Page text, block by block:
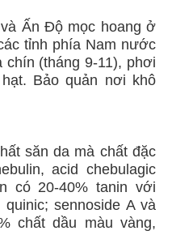
Ấn Độ mọc hoang ở
tỉnh phía Nam nước
chín (tháng 9-11), phơi
Bảo quản nơi khô
săn da mà chất đặc
acid chebulagic
có 20-40% tanin với
sennoside A và
chất dầu màu vàng,